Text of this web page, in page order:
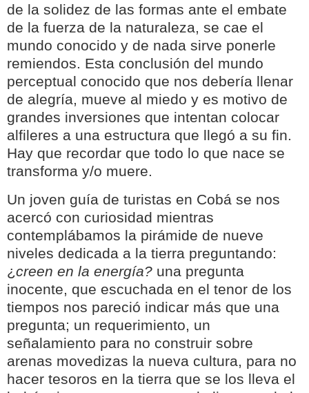
de la solidez de las formas ante el embate
de la fuerza de la naturaleza, se cae el
mundo conocido y de nada sirve ponerle
remiendos. Esta conclusión del mundo
perceptual conocido que nos debería llenar
de alegría, mueve al miedo y es motivo de
grandes inversiones que intentan colocar
alfileres a una estructura que llegó a su fin.
Hay que recordar que todo lo que nace se
transforma y/o muere.
Un joven guía de turistas en Cobá se nos
acercó con curiosidad mientras
contemplábamos la pirámide de nueve
niveles dedicada a la tierra preguntando:
¿creen en la energía? una pregunta
inocente, que escuchada en el tenor de los
tiempos nos pareció indicar más que una
pregunta; un requerimiento, un
señalamiento para no construir sobre
arenas movedizas la nueva cultura, para no
hacer tesoros en la tierra que se los lleva el